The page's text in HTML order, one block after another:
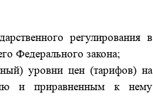
регулирования в
Федерального закона;
уровни цен (тарифов) на
и приравненным к нему